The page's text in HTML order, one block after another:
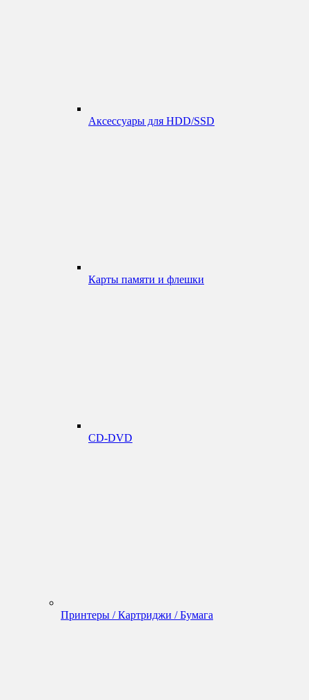
Аксессуары для HDD/SSD
Карты памяти и флешки
CD-DVD
Принтеры / Картриджи / Бумага